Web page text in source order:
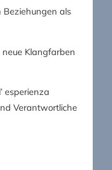
Beziehungen als
Klangfarben
esperienza
Verantwortliche